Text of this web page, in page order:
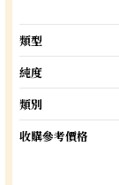
類型
純度
類別
收購參考價格